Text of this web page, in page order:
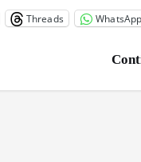
Threads WhatsApp